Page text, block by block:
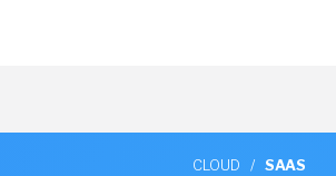
CLOUD / SAAS